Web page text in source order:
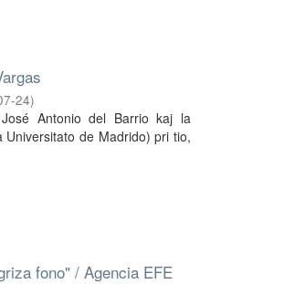
24)
Antonio del Barrio kaj la
de Madrido) pri tio,
fono" / Agencia EFE